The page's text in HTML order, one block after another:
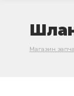
Магазин